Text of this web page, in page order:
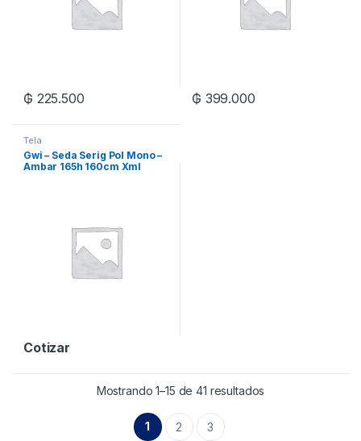
₲ 225.500 ₲ 399.000
Tela
Gwi – Seda Serig Pol Mono –
Ambar 165h 160cm Xml
Cotizar
Mostrando 1–15 de 41 resultados
1 2 3